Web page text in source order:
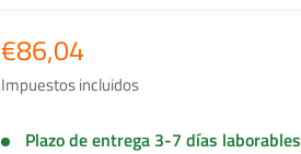
Precio
de
venta
€86,04
Impuestos incluidos
Plazo de entrega 3-7 días laborables